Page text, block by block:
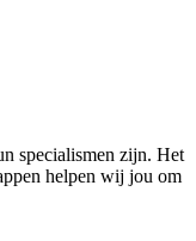
specialismen zijn. Het
helpen wij jou om